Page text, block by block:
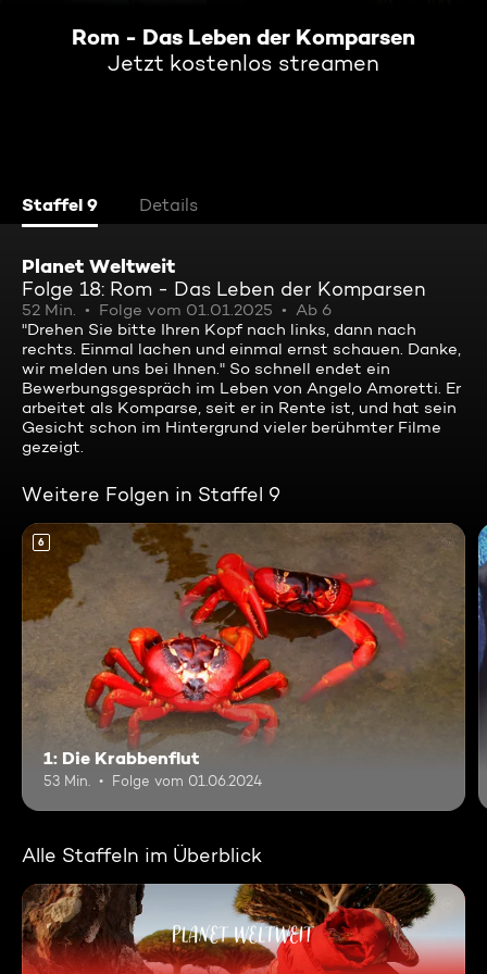
Rom - Das Leben der Komparsen
Jetzt kostenlos streamen
Staffel 9 Details
Planet Weltweit
Folge 18: Rom - Das Leben der Komparsen
52 Min. Folge vom 01.01.2025
Ab 6
"Drehen Sie bitte Ihren Kopf nach links, dann nach
rechts. Einmal lachen und einmal ernst schauen. Danke,
wir melden uns bei Ihnen." So schnell endet ein
Bewerbungsgespräch im Leben von Angelo Amoretti. Er
arbeitet als Komparse, seit er in Rente ist, und hat sein
Gesicht schon im Hintergrund vieler berühmter Filme
gezeigt.
Weitere Folgen in Staffel 9
6
1: Die Krabbenflut
53 Min. Folge vom 01.06.2024
Alle Staffeln im Überblick